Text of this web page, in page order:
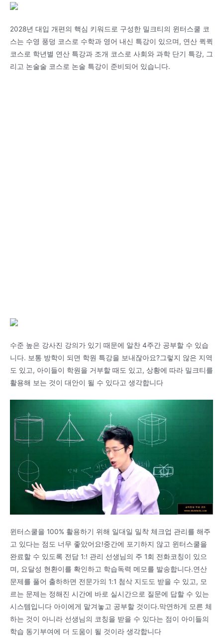
2028년 대입 개편의 핵심 키워드로 구성한 밀크티의 윈터스쿨 코
스는 수영 풍덩 코스로 수학과 영어 내신 특강이 있으며, 연산 퀵퀵
코스로 학년별 연산 특강과 조개 코스로 사회와 과학 단기 특강, 그
리고 논술술 코스로 논술 특강이 준비되어 있습니다.
수준 높은 강사진 강의가 있기 때문에 알찬 4주간 공부할 수 있습
니다. 보통 방학이 되면 학원 특강을 보내잖아요?그렇지 않은 지역
도 있고, 아이들이 학원을 거부할 때도 있고, 상황에 따라 밀크티를
활용해 보는 것이 대안이 될 수 있다고 생각합니다
윈터스쿨을 100% 활용하기 위해 일대일 밀착 체크업 관리를 해주
고 있다는 점도 너무 좋았어요!중간에 포기하지 않고 윈터스쿨을
완료할 수 있도록 전담 1:! 관리 선생님의 주 1회 전화코칭이 있으
며, 요달성 현환이를 확인하고 학습독력 메모를 발송합니다.연산
문제를 풀어 출하하면 전문가의 1:1 첨삭 지도도 받을 수 있고, 모
르는 문제는 정해진 시간에 바로 실시간으로 질문에 답할 수 있는
시스템입니다 아이에게 맡겨놓고 공부할 것이다.막연하게 모른 체
하는 것이 아니라 선생님의 코칭을 받을 수 있다는 점이 아이들의
학습 동기부여에 더 도움이 될 것이라 생각합니다